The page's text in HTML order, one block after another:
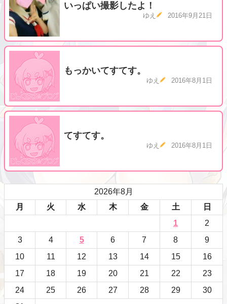
いっぱい撮影したよ！
ゆえ 2016年9月21日
もっかいてすてす。
ゆえ 2016年8月1日
てすてす。
ゆえ 2016年8月1日
2026年8月
月
火 水 木 金 土
日
1
2
3
4 5 6 7 8
9
10
11 12 13 14 15
16
17
18 19 20 21 22
23
24
25 26 27 28 29
30